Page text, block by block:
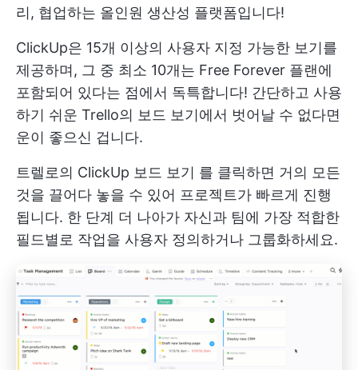
리, 협업하는 올인원 생산성 플랫폼입니다!
ClickUp은 15개 이상의 사용자 지정 가능한 보기를
제공하며, 그 중 최소 10개는 Free Forever 플랜에
포함되어 있다는 점에서 독특합니다! 간단하고 사용
하기 쉬운 Trello의 보드 보기에서 벗어날 수 없다면
운이 좋으신 겁니다.
트렐로의 ClickUp 보드 보기 를 클릭하면 거의 모든
것을 끌어다 놓을 수 있어 프로젝트가 빠르게 진행
됩니다. 한 단계 더 나아가 자신과 팀에 가장 적합한
필드별로 작업을 사용자 정의하거나 그룹화하세요.